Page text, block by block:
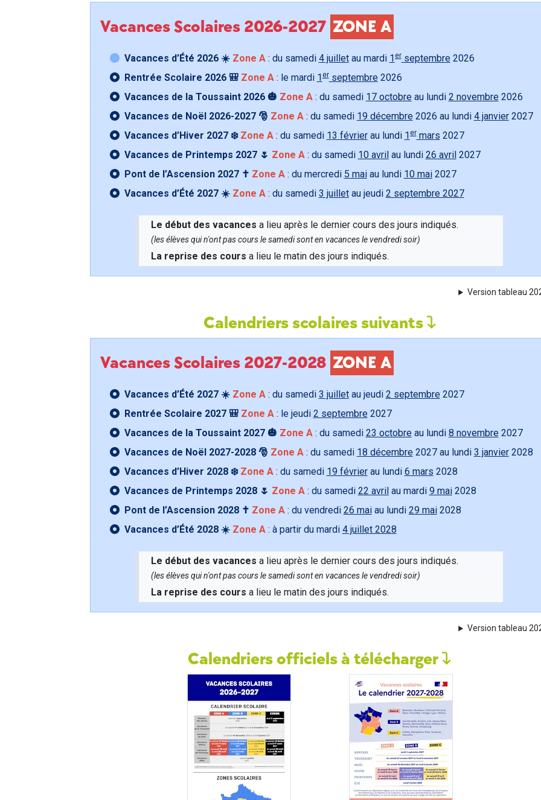
Vacances Scolaires 2026-2027 ZONE A
Vacances d’Été 2026 ☀️ Zone A: du samedi 4 juilletau mardi 1 erseptembre 2026
Rentrée Scolaire 2026 🎒 Zone A: le mardi 1erseptembre 2026
Vacances de la Toussaint 2026 🎃 Zone A: du samedi 17 octobre au lundi 2 novembre 2026
Vacances de Noël 2026-2027 🎅 Zone A: du samedi 19 décembre 2026 au lundi 4 janvier2027
Vacances d’Hiver 2027 ❄️ Zone A: du samedi 13 févrierau lundi 1ermars 2027
Vacances de Printemps 2027 🌷 Zone A: du samedi 10 avril au lundi 26 avril 2027
Pont de l’Ascension 2027 ✝️ Zone A: du mercredi 5 maiau lundi 10 mai2027
Vacances d’Été 2027 ☀️ Zone A: du samedi 3 juilletau jeudi 2 septembre 2027
Le début des vacances a lieu après le dernier cours des jours indiqués.
(les élèves qui n'ont pas cours le samedi sont en vacances le vendredi soir)
La reprise des cours a lieu le matin des jours indiqués.
Version tableau
Calendriers scolaires suivants
Vacances Scolaires 2027-2028 ZONE A
Vacances d’Été 2027 ☀️ Zone A: du samedi 3 juilletau jeudi 2 septembre 2027
Rentrée Scolaire 2027 🎒 Zone A: le jeudi 2 septembre 2027
Vacances de la Toussaint 2027 🎃 Zone A: du samedi 23 octobre au lundi 8 novembre 2027
Vacances de Noël 2027-2028 🎅 Zone A: du samedi 18 décembre 2027 au lundi 3 janvier2028
Vacances d’Hiver 2028 ❄️ Zone A: du samedi 19 févrierau lundi 6 mars 2028
Vacances de Printemps 2028 🌷 Zone A: du samedi 22 avril au mardi 9 mai2028
Pont de l’Ascension 2028 ✝️ Zone A: du vendredi 26 maiau lundi 29 mai2028
Vacances d’Été 2028 ☀️ Zone A: à partir du mardi 4 juillet 2028
Le début des vacances a lieu après le dernier cours des jours indiqués.
(les élèves qui n'ont pas cours le samedi sont en vacances le vendredi soir)
La reprise des cours a lieu le matin des jours indiqués.
Version tableau
Calendriers officiels à télécharger